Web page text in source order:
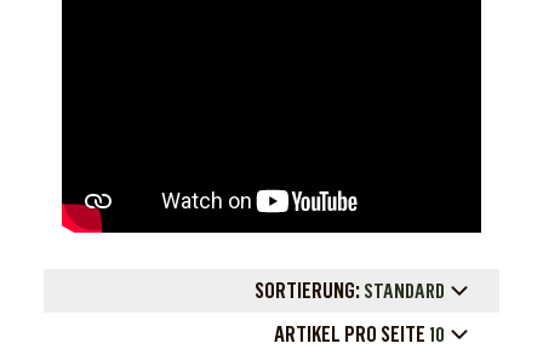
SORTIERUNG: STANDARD
ARTIKEL PRO SEITE 10